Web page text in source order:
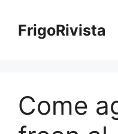
contenuto
FrigoRivista
Come